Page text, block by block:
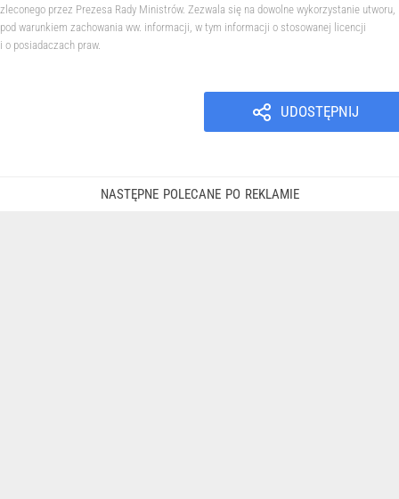
zleconego przez Prezesa Rady Ministrów. Zezwala się na dowolne wykorzystanie utworu,
pod warunkiem zachowania ww. informacji, w tym informacji o stosowanej licencji
i o posiadaczach praw.
UDOSTĘPNIJ